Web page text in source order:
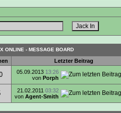
ONLINE - MESSAGE BOARD
Letzter Beitrag
05.09.2013 13:26
von Porph
21.02.2011 03:32
von Agent-Smith